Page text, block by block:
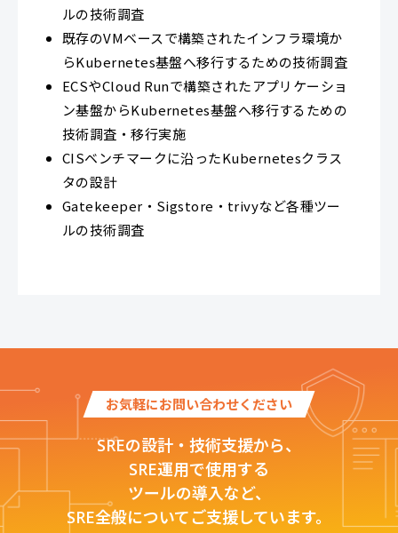
ルの技術調査
既存のVMベースで構築されたインフラ環境か
らKubernetes基盤へ移行するための技術調査
ECSやCloud Runで構築されたアプリケーショ
ン基盤からKubernetes基盤へ移行するための
技術調査・移行実施
CISベンチマークに沿ったKubernetesクラス
タの設計
Gatekeeper・Sigstore・trivyなど各種ツー
ルの技術調査
お気軽にお問い合わせください
SREの設計・技術支援から、
SRE運用で使用する
ツールの導入など、
SRE全般についてご支援しています。